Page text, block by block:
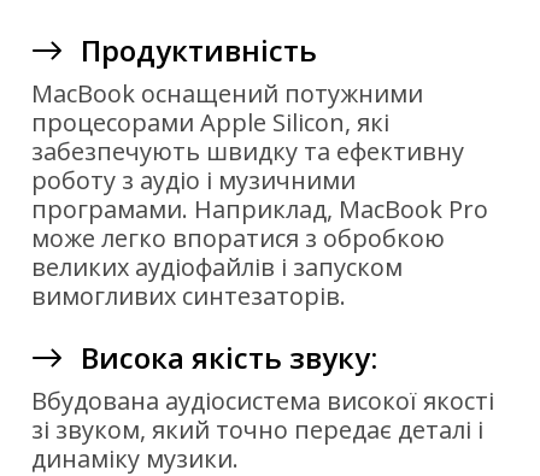
Продуктивність
MacBook оснащений потужними
процесорами Apple Silicon, які
забезпечують швидку та ефективну
роботу з аудіо і музичними
програмами. Наприклад, MacBook Pro
може легко впоратися з обробкою
великих аудіофайлів і запуском
вимогливих синтезаторів.
Висока якість звуку:
Вбудована аудіосистема високої якості
зі звуком, який точно передає деталі і
динаміку музики.